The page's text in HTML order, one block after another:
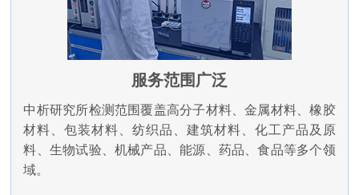
服务范围广泛
中析研究所检测范围覆盖高分子材料、金属材料、橡胶
材料、包装材料、纺织品、建筑材料、化工产品及原
料、生物试验、机械产品、能源、药品、食品等多个领
域。